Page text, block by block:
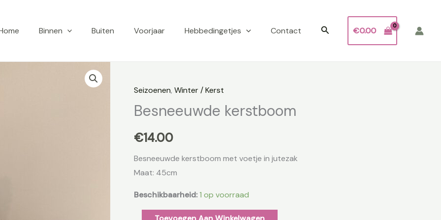
Binnen Buiten Voorjaar Hebbedingetjes Contact Zoeken €0.00
Seizoenen, Winter / Kerst
Besneeuwde kerstboom
€14.00
Besneeuwde kerstboom met voetje in jutezak
Maat: 45cm
Beschikbaarheid:1 op voorraad